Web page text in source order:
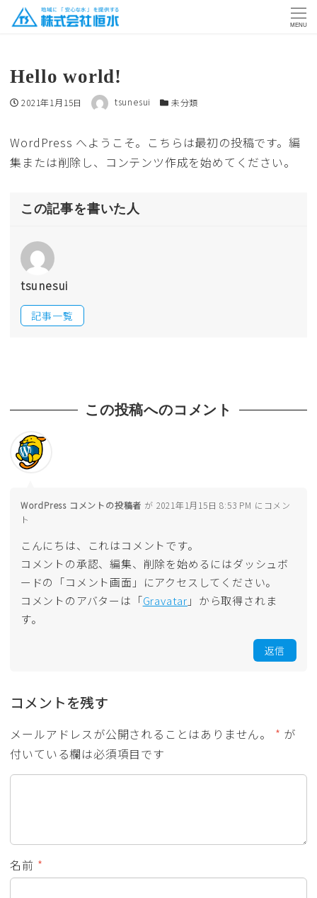
MENU
Hello world!
投稿日
2021年1月15日 著者 tsunesui カテゴリー
未分類
WordPress へようこそ。こちらは最初の投稿です。編
集または削除し、コンテンツ作成を始めてください。
この記事を書いた人
tsunesui
記事一覧
この投稿へのコメント
WordPress コメントの投稿者 が 2021年1月15日 8:53 PM にコメン
ト
こんにちは、これはコメントです。
コメントの承認、編集、削除を始めるにはダッシュボ
ードの「コメント画面」にアクセスしてください。
コメントのアバターは「Gravatar 」から取得されま
す。
返信
コメントを残す
メールアドレスが公開されることはありません。 * が
付いている欄は必須項目です
名前 *